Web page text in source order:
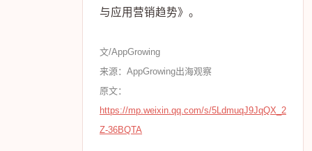
与应用营销趋势》。
文/AppGrowing
来源：AppGrowing出海观察
原文：
https://mp.weixin.qq.com/s/5LdmuqJ9JqQX_2
Z-36BQTA